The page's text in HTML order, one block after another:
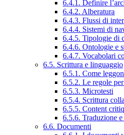
6.4.1. Definire
6.4.2. Alberatura
6.4.3. Flussi di
6.4.4. Sistemi di
6.4.5. Tipologie di
6.4.6. Ontologie e
6.4.7. Vocabolari
6.5. Scrittura e linguaggio
6.5.1. Come
6.5.2. Le regole
6.5.3. Microtesti
6.5.4. Scrittura
6.5.5. Content
6.5.6. Traduzione
6.6. Documenti